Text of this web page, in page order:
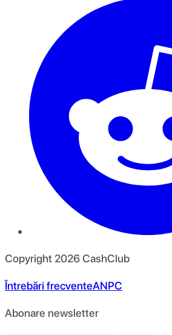
Copyright 2026CashClub
Întrebări frecventeANPC
Abonare newsletter